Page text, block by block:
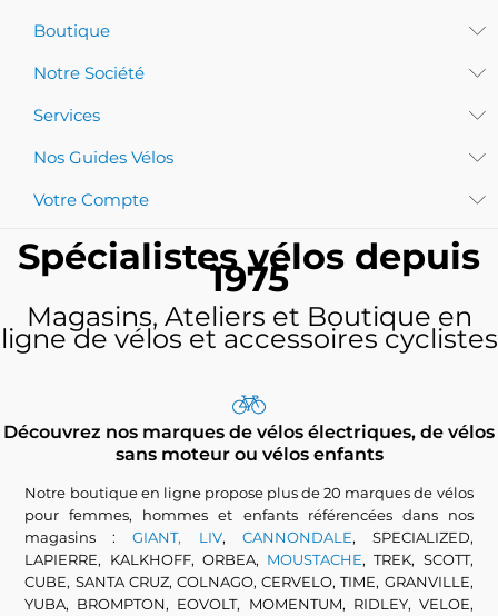
Boutique
Notre Société
Services
Nos Guides Vélos
Votre Compte
Spécialistes vélos depuis
1975
Magasins, Ateliers et Boutique en
ligne de vélos et accessoires cyclistes
Découvrez nos marques de vélos électriques, de vélos
sans moteur ou vélos enfants
Notre boutique en ligne propose plus de 20 marques de vélos
pour femmes, hommes et enfants référencées dans nos
magasins :GIANT, LIV, CANNONDALE, SPECIALIZED,
LAPIERRE, KALKHOFF, ORBEA, MOUSTACHE, TREK, SCOTT,
CUBE, SANTA CRUZ, COLNAGO, CERVELO, TIME, GRANVILLE,
YUBA, BROMPTON, EOVOLT, MOMENTUM, RIDLEY, VELOE,